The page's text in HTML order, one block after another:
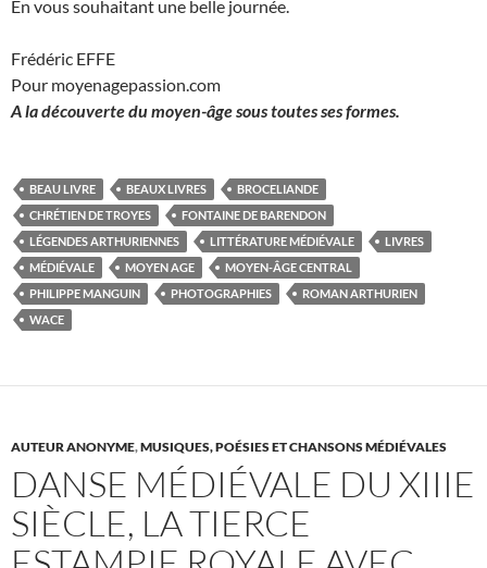
En vous souhaitant une belle journée.
Frédéric EFFE
Pour moyenagepassion.com
A la découverte du moyen-âge sous toutes ses formes.
BEAU LIVRE BEAUX LIVRES
BROCELIANDE
CHRÉTIEN DE TROYES
FONTAINE DE BARENDON
LÉGENDES ARTHURIENNES
LITTÉRATURE MÉDIÉVALE
LIVRES
MÉDIÉVALE
MOYEN AGE
MOYEN-ÂGE CENTRAL
PHILIPPE MANGUIN
PHOTOGRAPHIES
ROMAN ARTHURIEN
WACE
AUTEUR ANONYME,MUSIQUES, POÉSIES ET CHANSONS MÉDIÉVALES
DANSE MÉDIÉVALE DU XIIIE
SIÈCLE, LA TIERCE